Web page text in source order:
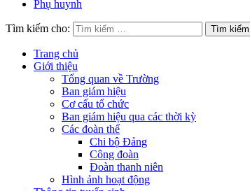
Phụ huynh
Tìm kiếm cho:
Trang chủ
Giới thiệu
Tổng quan về Trường
Ban giám hiệu
Cơ cấu tổ chức
Ban giám hiệu qua các thời kỳ
Các đoàn thể
Chi bộ Đảng
Công đoàn
Đoàn thanh niên
Hình ảnh hoạt động